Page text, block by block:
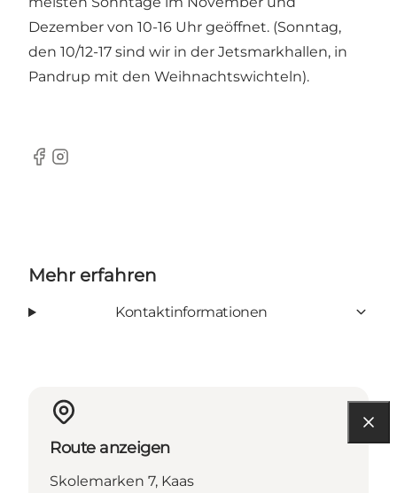
Dezember von 10-16 Uhr geöffnet. (Sonntag,
den 10/12-17 sind wir in der Jetsmarkhallen, in
Pandrup mit den Weihnachtswichteln).
Facebook
Instagram
Mehr erfahren
Kontaktinformationen
Route anzeigen
Skolemarken 7, Kaas